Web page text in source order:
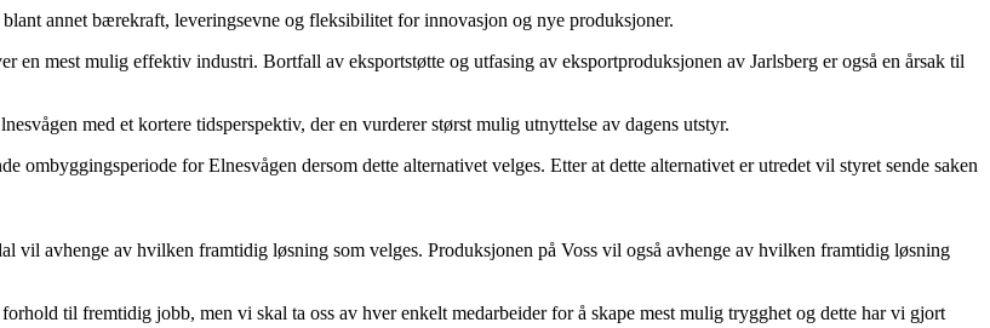
annet bærekraft, leveringsevne og fleksibilitet for innovasjon og nye produksjoner.
mest mulig effektiv industri. Bortfall av eksportstøtte og utfasing av eksportproduksjonen av Jarlsberg er også en årsak til
med et kortere tidsperspektiv, der en vurderer størst mulig utnyttelse av dagens utstyr.
for Elnesvågen dersom dette alternativet velges. Etter at dette alternativet er utredet vil styret sende saken
vil avhenge av hvilken framtidig løsning som velges. Produksjonen på Voss vil også avhenge av hvilken framtidig løsning
til fremtidig jobb, men vi skal ta oss av hver enkelt medarbeider for å skape mest mulig trygghet og dette har vi gjort